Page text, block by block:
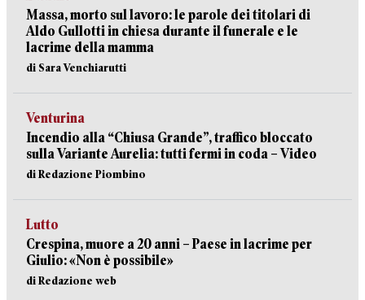
Massa, morto sul lavoro: le parole dei titolari di
Aldo Gullotti in chiesa durante il funerale e le
lacrime della mamma
di Sara Venchiarutti
Venturina
Incendio alla “Chiusa Grande”, traffico bloccato
sulla Variante Aurelia: tutti fermi in coda – Video
di Redazione Piombino
Lutto
Crespina, muore a 20 anni – Paese in lacrime per
Giulio: «Non è possibile»
di Redazione web